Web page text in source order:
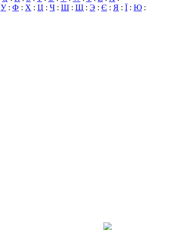
У: Ф : Х : Ц : Ч : Ш : Щ : Э : Є : Я : Ї : Ю :